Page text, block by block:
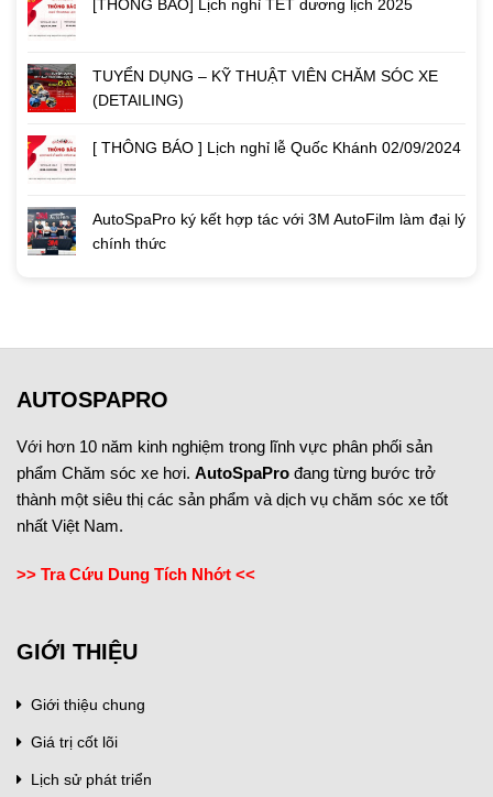
[THÔNG BÁO] Lịch nghỉ TẾT dương lịch 2025
TUYỂN DỤNG – KỸ THUẬT VIÊN CHĂM SÓC XE
(DETAILING)
[ THÔNG BÁO ] Lịch nghỉ lễ Quốc Khánh 02/09/2024
AutoSpaPro ký kết hợp tác với 3M AutoFilm làm đại lý
chính thức
AUTOSPAPRO
Với hơn 10 năm kinh nghiệm trong lĩnh vực phân phối sản
phẩm Chăm sóc xe hơi. AutoSpaPro đang từng bước trở
thành một siêu thị các sản phẩm và dịch vụ chăm sóc xe tốt
nhất Việt Nam.
>> Tra Cứu Dung Tích Nhớt <<
GIỚI THIỆU
Giới thiệu chung
Giá trị cốt lõi
Lịch sử phát triển